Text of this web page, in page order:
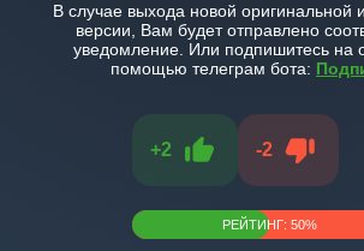
В случае выхода новой оригинальной
версии, Вам будет отправлено
уведомление. Или подпишитесь на
помощью телеграм бота:
+2 -2
РЕЙТИНГ: 50%